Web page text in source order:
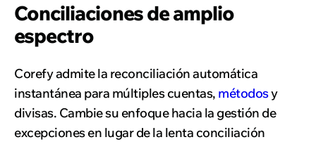
Conciliaciones de amplio
espectro
Corefy admite la reconciliación automática
instantánea para múltiples cuentas, métodosy
divisas. Cambie su enfoque hacia la gestión de
excepciones en lugar de la lenta conciliación